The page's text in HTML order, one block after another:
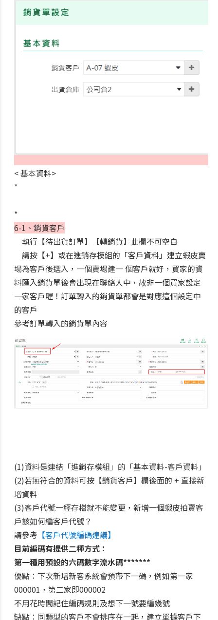
< 基本資料>
*
*
6-1、銷貨客戶
執行【待出貨訂單】【轉銷貨】此欄不可空白
請按【+】或在進銷存模組的「客戶資料」建立蝦皮賣
場為客戶後選入，一個賣場建一 個客戶就好，買家的資
料匯入銷貨單後會出現在聯絡人中，故非一個買家設定
一家客戶喔！訂單轉入的銷貨單都會是對應這個設定中
的客戶
參考訂單轉入的銷貨單內容
(1)資料是連結「進銷存模組」的「基本資料-客戶資料」
(2)若無符合的資料可按【銷貨客戶】欄後面的 + 直接新
增資料
(3)客戶代號一經存檔就不能變更，新增一個蝦皮拍賣客
戶該如何編客戶代號？
請參考【客戶代號編碼建議】
目前編碼有提供二種方式：
第一種用預設的六碼數字流水碼*******
優點：下次新增新客系統會預帶下一碼，例如第一家
000001，第二家即000002
不用花時間記住編碼規則及想下一號要編幾號
缺點：同類型的客戶不會排序在一起，建立單據客戶下